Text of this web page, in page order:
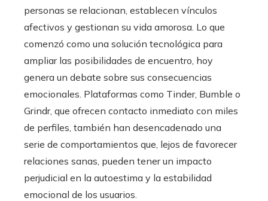
personas se relacionan, establecen vínculos
afectivos y gestionan su vida amorosa. Lo que
comenzó como una solución tecnológica para
ampliar las posibilidades de encuentro, hoy
genera un debate sobre sus consecuencias
emocionales. Plataformas como Tinder, Bumble o
Grindr, que ofrecen contacto inmediato con miles
de perfiles, también han desencadenado una
serie de comportamientos que, lejos de favorecer
relaciones sanas, pueden tener un impacto
perjudicial en la autoestima y la estabilidad
emocional de los usuarios.